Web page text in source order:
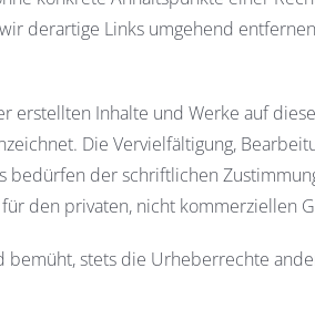
derartige Links umgehend
erstellten Inhalte und Werke auf
Die Vervielfältigung,
bedürfen der schriftlichen
den privaten, nicht kommerziellen
bemüht, stets die Urheberrechte